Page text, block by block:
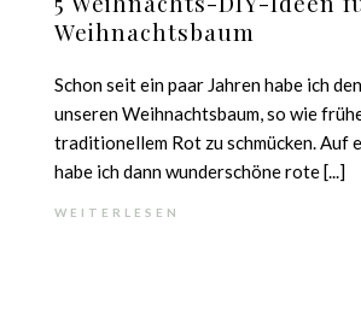
Weihnachtsbaum
Schon seit ein paar Jahren habe ich
unseren Weihnachtsbaum, so wie
traditionellem Rot zu schmücken. Auf
habe ich dann wunderschöne rote [...]
WEITERLESEN